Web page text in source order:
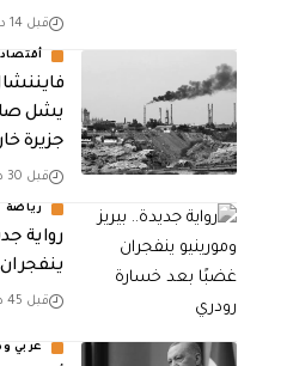
قبل 14 دقيقة
أقتصاد
يشل
جزيرة
قبل 30 دقيقة
رياضة
رواية
قبل 45 دقيقة
عربي